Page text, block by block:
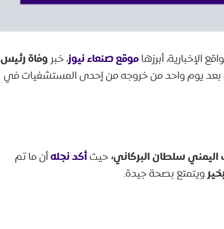
أبرزهاموقع صنعاء نيوز، خبر وفاة رئيس
يوم واحد من خروجه من إحدى المستشفيات في
سلطان البركاني،حيثأكد نجلهأن ما تم
ويتمتع بصحة جيدة.